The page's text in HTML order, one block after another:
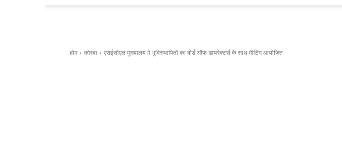
होम कोरबा एसईसीएल मुख्यालय में भूविस्थापितों का बोर्ड ऑफ डायरेक्टर्स के साथ मीटिंग आयोजित